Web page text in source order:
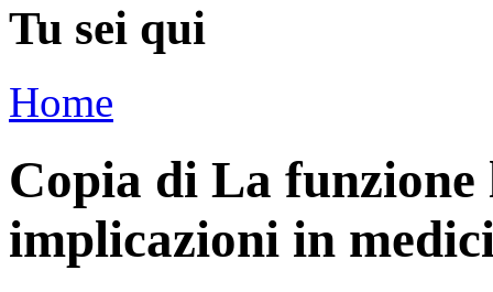
Tu sei qui
Home
Copia di La funzione
implicazioni in